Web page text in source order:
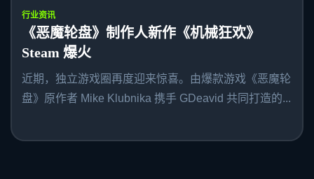
行业资讯
《恶魔轮盘》制作人新作《机械狂欢》
Steam 爆火
近期，独立游戏圈再度迎来惊喜。由爆款游戏《恶魔轮
盘》原作者 Mike Klubnika 携手 GDeavid 共同打造的...